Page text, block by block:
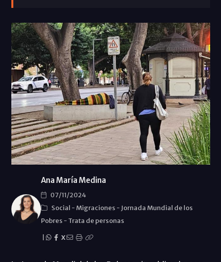
Ana María Medina
07/11/2024
Social - Migraciones - Jornada Mundial de los
Pobres - Trata de personas
X